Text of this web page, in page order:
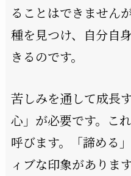
ることはできません
種を見つけ、自分自
きるのです。
苦しみを通して成長
心」が必要です。こ
呼びます。「諦める
ィブな印象がありま